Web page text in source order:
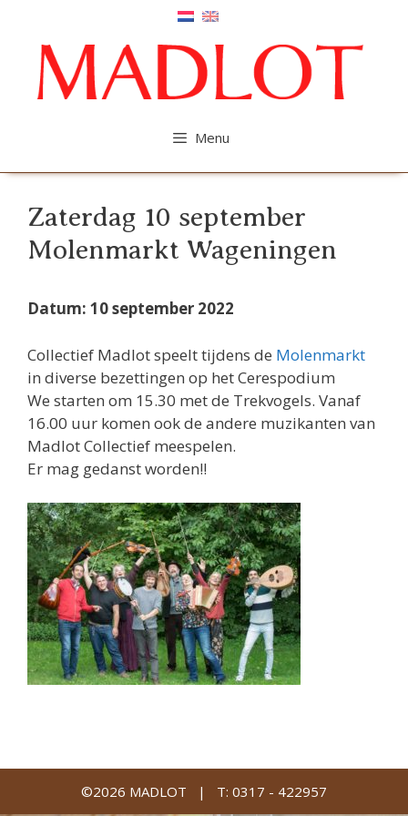
inhoud
Menu
Zaterdag 10 september
Molenmarkt Wageningen
Datum: 10 september 2022
Collectief Madlot speelt tijdens de Molenmarkt
in diverse bezettingen op het Cerespodium
We starten om 15.30 met de Trekvogels. Vanaf
16.00 uur komen ook de andere muzikanten van
Madlot Collectief meespelen.
Er mag gedanst worden!!
©2026 MADLOT | T: 0317 - 422957